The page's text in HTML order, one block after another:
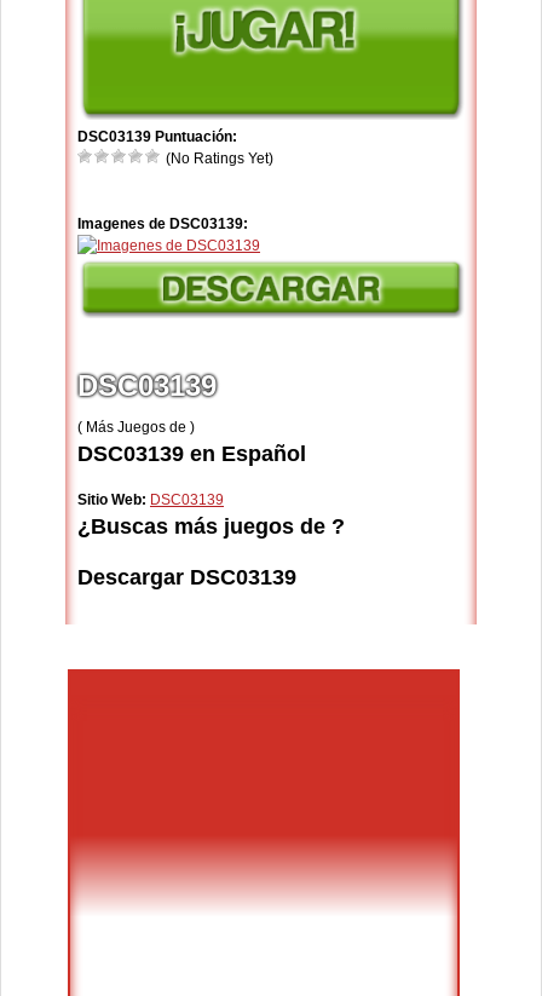
DSC03139 Puntuación:
(No Ratings Yet)
Imagenes de DSC03139:
DSC03139
( Más Juegos de )
DSC03139 en Español
Sitio Web: DSC03139
¿Buscas más juegos de ?
Descargar DSC03139